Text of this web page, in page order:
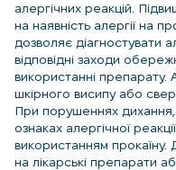
алергічних реакцій.
на наявність алергії на
дозволяє діагностувати
відповідні заходи
використанні препарату.
шкірного висипу або
При порушеннях дихання,
ознаках алергічної
використанням прокаїну.
на лікарські препарати